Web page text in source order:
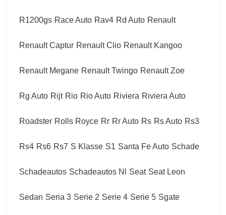
R1200gs Race Auto Rav4 Rd Auto Renault
Renault Captur Renault Clio Renault Kangoo
Renault Megane Renault Twingo Renault Zoe
Rg Auto Rijt Rio Rio Auto Riviera Riviera Auto
Roadster Rolls Royce Rr Rr Auto Rs Rs Auto Rs3
Rs4 Rs6 Rs7 S Klasse S1 Santa Fe Auto Schade
Schadeautos Schadeautos Nl Seat Seat Leon
Sedan Seria 3 Serie 2 Serie 4 Serie 5 Sgate